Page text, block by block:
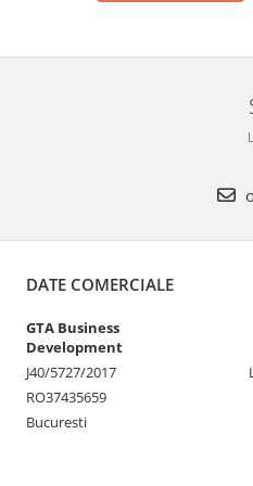
DATE COMERCIALE
GTA Business
Development
J40/5727/2017
RO37435659
Bucuresti